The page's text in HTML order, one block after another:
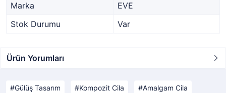
Marka
EVE
Stok Durumu
Var
Ürün Yorumları
Gülüş Tasarım Kompozit Cila Amalgam Cila